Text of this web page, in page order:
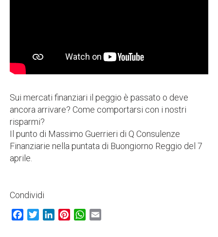
Sui mercati finanziari il peggio è passato o deve
ancora arrivare? Come comportarsi con i nostri
risparmi?
Il punto di Massimo Guerrieri di Q Consulenze
Finanziarie nella puntata di Buongiorno Reggio del 7
aprile.
Condividi
Facebook
TwitterLinkedInPinterestWhatsApp